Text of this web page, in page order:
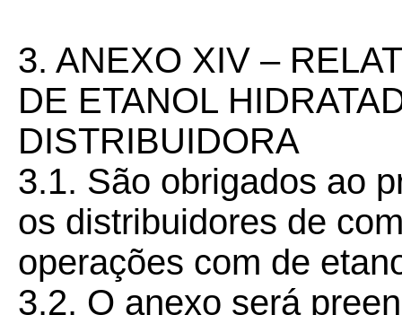
3. ANEXO XIV –
DE ETANOL
DISTRIBUIDORA
3.1. São obrigados ao
os distribuidores de
operações com de
3.2. O anexo será